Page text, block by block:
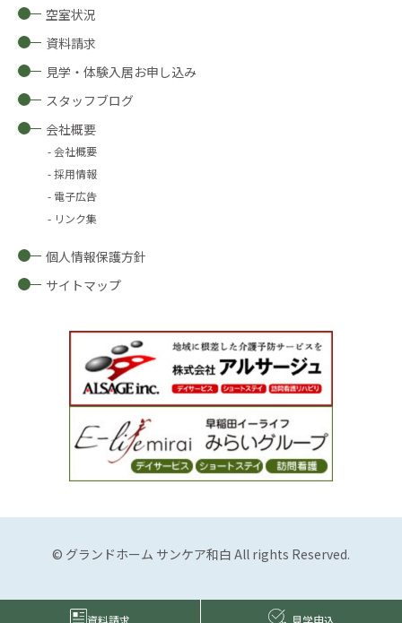
資料請求 見学申込
空室状況
資料請求
見学・体験入居お申し込み
スタッフブログ
会社概要
会社概要
採用情報
電子広告
リンク集
個人情報保護方針
サイトマップ
© グランドホーム サンケア和白 All rights Reserved.